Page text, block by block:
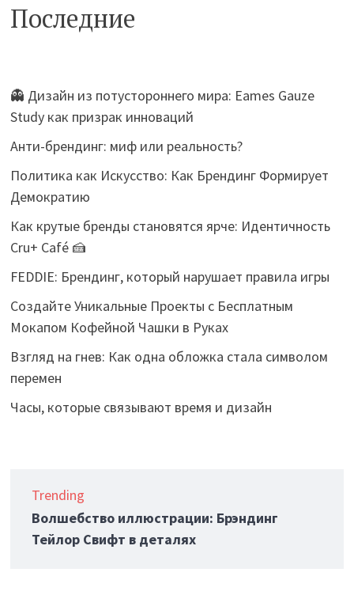
Последние
👻 Дизайн из потустороннего мира: Eames Gauze
Study как призрак инноваций
Анти-брендинг: миф или реальность?
Политика как Искусство: Как Брендинг Формирует
Демократию
Как крутые бренды становятся ярче: Идентичность
Cru+ Café 🍰
FEDDIE: Брендинг, который нарушает правила игры
Создайте Уникальные Проекты с Бесплатным
Мокапом Кофейной Чашки в Руках
Взгляд на гнев: Как одна обложка стала символом
перемен
Часы, которые связывают время и дизайн
Trending
Волшебство иллюстрации: Брэндинг
Тейлор Свифт в деталях